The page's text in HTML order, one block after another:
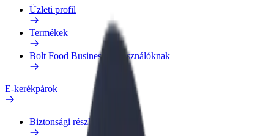
Üzleti profil
Termékek
Bolt Food Business felhasználóknak
E-kerékpárok
Biztonsági részleg